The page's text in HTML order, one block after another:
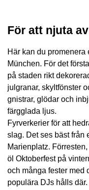
För att njuta
Här kan du promenera
München. För det
på staden rikt
julgranar, skyltfönster
gnistrar, glödar och
färgglada ljus.
Fyrverkerier för att
slag. Det ses bäst från
Marienplatz.
öl Oktoberfest på
och många fester med
populära DJs hålls